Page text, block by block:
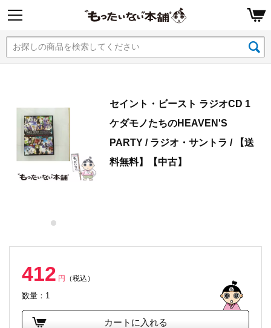
セイント・ビースト ラジオCD 1
ケダモノたちのHEAVEN'S
PARTY / ラジオ・サントラ / 【送
料無料】【中古】
412 円 （税込）
数量：1
カートに入れる